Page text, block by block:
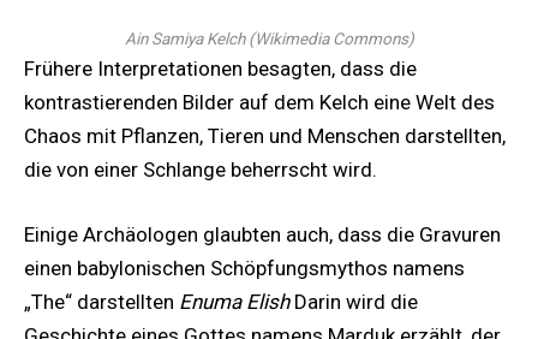
Ain Samiya Kelch (Wikimedia Commons)
Frühere Interpretationen besagten, dass die
kontrastierenden Bilder auf dem Kelch eine Welt des
Chaos mit Pflanzen, Tieren und Menschen darstellten,
die von einer Schlange beherrscht wird.
Einige Archäologen glaubten auch, dass die Gravuren
einen babylonischen Schöpfungsmythos namens
„The“ darstellten Enuma ElishDarin wird die